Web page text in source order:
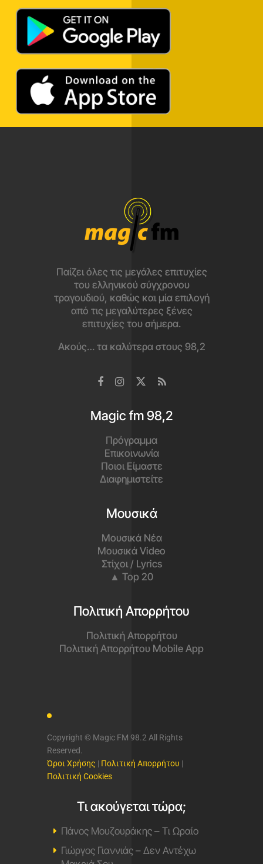
Παίζει όλες τις μεγάλες επιτυχίες
του ελληνικού σύγχρονου
τραγουδιού, καθώς και μία επιλογή
από τις μεγαλύτερες ξένες
επιτυχίες του σήμερα.
Ακούς… τα καλύτερα στους 98,2
Magic fm 98,2
Πρόγραμμα
Επικοινωνία
Ποιοι Είμαστε
Διαφημιστείτε
Μουσικά
Μουσικά Νέα
Μουσικά Video
Στίχοι / Lyrics
▲ Top 20
Πολιτική Απορρήτου
Πολιτική Απορρήτου
Πολιτική Απορρήτου Mobile App
Copyright © Magic FM 98.2 All Rights
Reserved.
Όροι Χρήσης | Πολιτική Απορρήτου |
Πολιτική Cookies
Τι ακούγεται τώρα;
Πάνος Μουζουράκης – Τι Ωραίο
Γιώργος Γιαννιάς – Δεν Αντέχω